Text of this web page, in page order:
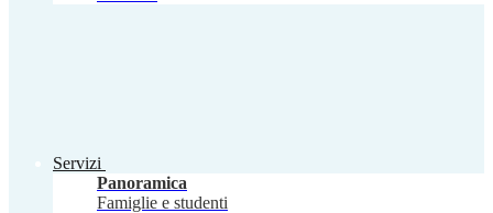
Servizi
Panoramica
Famiglie e studenti